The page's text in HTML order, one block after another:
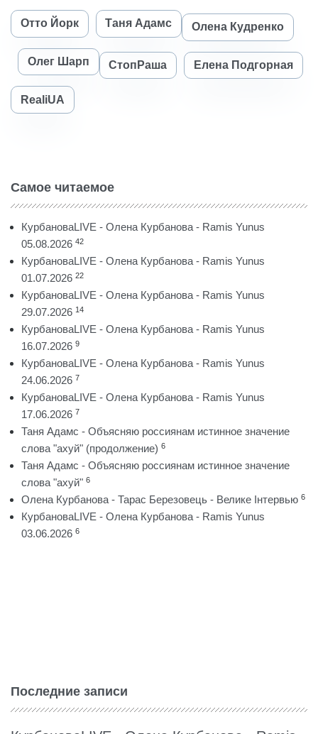
Отто Йорк Таня Адамс Олена Кудренко
Олег Шарп СтопРаша Елена Подгорная
RealiUA
Самое читаемое
КурбановаLIVE - Олена Курбанова - Ramis Yunus
05.08.2026 42
КурбановаLIVE - Олена Курбанова - Ramis Yunus
01.07.2026 22
КурбановаLIVE - Олена Курбанова - Ramis Yunus
29.07.2026 14
КурбановаLIVE - Олена Курбанова - Ramis Yunus
16.07.2026 9
КурбановаLIVE - Олена Курбанова - Ramis Yunus
24.06.2026 7
КурбановаLIVE - Олена Курбанова - Ramis Yunus
17.06.2026 7
Таня Адамс - Объясняю россиянам истинное значение
слова "ахуй" (продолжение) 6
Таня Адамс - Объясняю россиянам истинное значение
слова "ахуй" 6
Олена Курбанова - Тарас Березовець - Велике Інтервью 6
КурбановаLIVE - Олена Курбанова - Ramis Yunus
03.06.2026 6
Последние записи